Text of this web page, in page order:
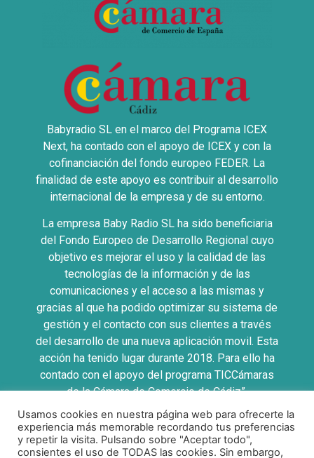
Babyradio SL en el marco del Programa ICEX
Next, ha contado con el apoyo de ICEX y con la
cofinanciación del fondo europeo FEDER. La
finalidad de este apoyo es contribuir al desarrollo
internacional de la empresa y de su entorno.
La empresa Baby Radio SL ha sido beneficiaria
del Fondo Europeo de Desarrollo Regional cuyo
objetivo es mejorar el uso y la calidad de las
tecnologías de la información y de las
comunicaciones y el acceso a las mismas y
gracias al que ha podido optimizar su sistema de
gestión y el contacto con sus clientes a través
del desarrollo de una nueva aplicación movil. Esta
acción ha tenido lugar durante 2018. Para ello ha
contado con el apoyo del programa TICCámaras
de la Cámara de Comercio de Cádiz”.
UNA MANERA DE HACER EUROPA
Usamos cookies en nuestra página web para ofrecerte la
experiencia más memorable recordando tus preferencias
y repetir la visita. Pulsando sobre "Aceptar todo",
consientes el uso de TODAS las cookies. Sin embargo,